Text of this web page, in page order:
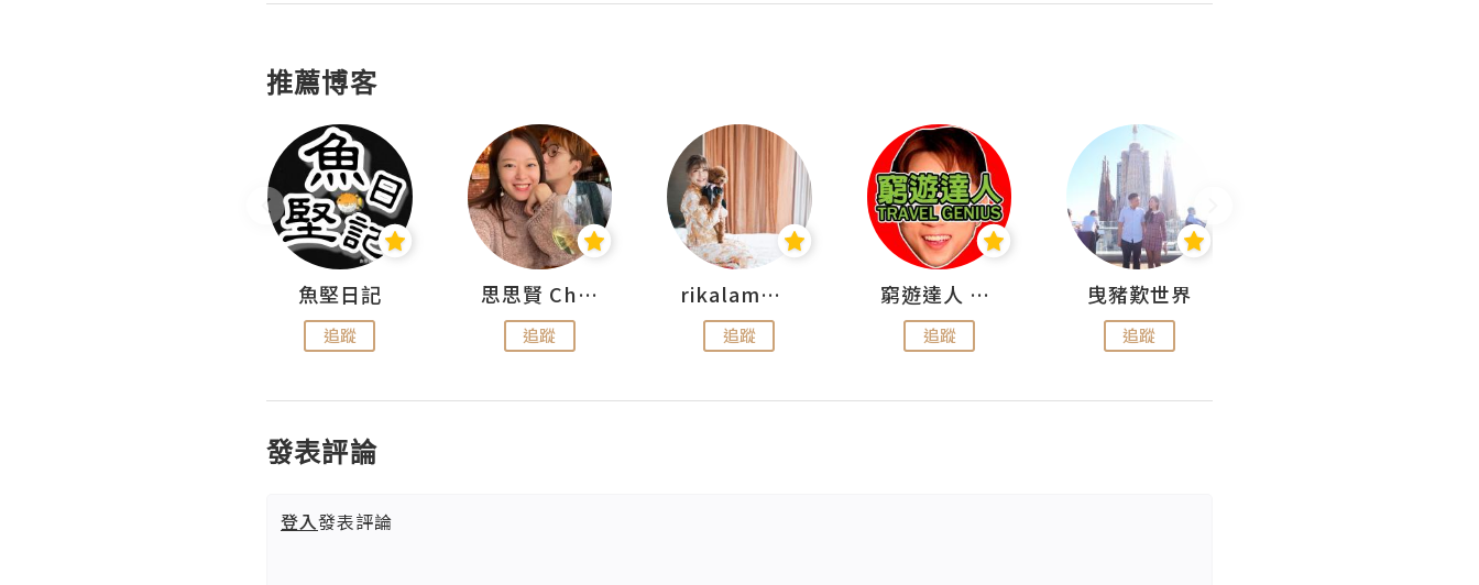
推薦博客
魚堅日記
追蹤
思思賢 ChillMyBabe
追蹤
rikalammm
追蹤
窮遊達人 Mr.TravelGenius
追蹤
曳豬歎世界
追蹤
發表評論
登入發表評論